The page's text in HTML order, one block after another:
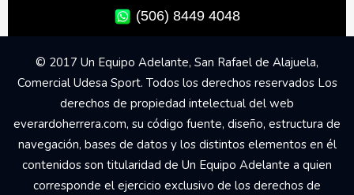
(506) 8449 4048
© 2017 Un Equipo Adelante, San Rafael de Alajuela,
Comercial Udesa Sport. Todos los derechos reservados Los
derechos de propiedad intelectual del web
everardoherrera.com, su código fuente, diseño, estructura de
navegación, bases de datos y los distintos elementos en él
contenidos son titularidad de Un Equipo Adelante a quien
corresponde el ejercicio exclusivo de los derechos de